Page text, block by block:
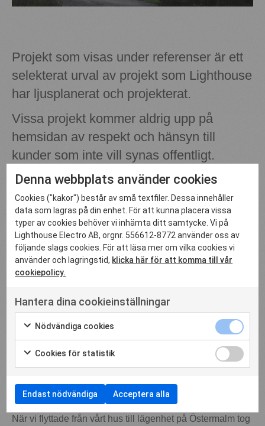
Projekt som visas under referenser är ett
selekterat urval av projekt som Lighthouse
har ljusplanerat och projekterat.
Vissa projekt kommer aldrig upp på
hemsidan av respekt och hänsyn till
kunder som inte vill synas offentligt.
En kund kommenterar samarbetet
med Lighthouse
Patrik Stenlund
"Första gången jag kom i kontakt med LIghthouse och
Helena Åkerberg var via en rekommendation. En bekant
byggde hus i Djursholm och tog hjälp av Lighthouse med
ljussättningen. Vi kontaktade Helena och fick hjälp med
300 kvm och hon ljussatte både utomhus och inomhus.
Det var ett väldigt omfattande och avancerat system. Vi
hade ca 200 spotlights i taket inne och det blev galet
Nästa projekt var en ny Elonbutik som behövde bra
himmel i butiken som gav dagsljus känsla. Helena ritade
och tog fram armaturer och det blev väldigt snyggt.
När vi flyttade från vårt hus till lägenhet på Östermalm tog
Denna webbplats använder cookies
Cookies ("kakor") består av små textfiler. Dessa innehåller
data som lagras på din enhet. För att kunna placera vissa
typer av cookies behöver vi inhämta ditt samtycke. Vi på
Lighthouse Electro AB, orgnr. 556612-8772 använder oss av
följande slags cookies. För att läsa mer om vilka cookies vi
använder och lagringstid, klicka här för att komma till vår
cookiepolicy.
Hantera dina cookieinställningar
Nödvändiga cookies
Cookies för statistik
Endast nödvändiga Acceptera alla